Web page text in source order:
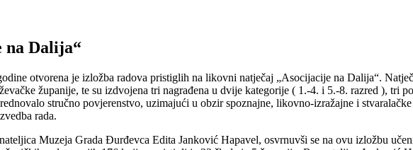
na Dalija“
otvorena je izložba radova pristiglih na likovni natječaj „Asocijacije na Dalija“.
županije, te su izdvojena tri nagrađena u dvije kategorije ( 1.-4. i 5.-8. razred ), tri
stručno povjerenstvo, uzimajući u obzir spoznajne, likovno-izražajne i
rada.
Muzeja Grada Đurđevca Edita Janković Hapavel, osvrnuvši se na ovu izložbu